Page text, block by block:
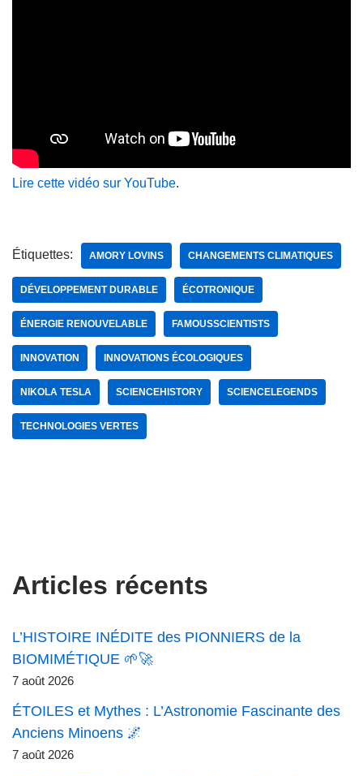
Lire cette vidéo sur YouTube.
Étiquettes: AMORY LOVINS CHANGEMENTS CLIMATIQUES
DÉVELOPPEMENT DURABLE ÉCOTRONIQUE
ÉNERGIE RENOUVELABLE FAMOUSSCIENTISTS
INNOVATION INNOVATIONS ÉCOLOGIQUES
NIKOLA TESLA SCIENCEHISTORY SCIENCELEGENDS
TECHNOLOGIES VERTES
Articles récents
L’HISTOIRE INÉDITE des PIONNIERS de la
BIOMIMÉTIQUE 🌱🚀
7 août 2026
ÉTOILES et Mythes : L’Astronomie Fascinante des
Anciens Minoens 🌌
7 août 2026